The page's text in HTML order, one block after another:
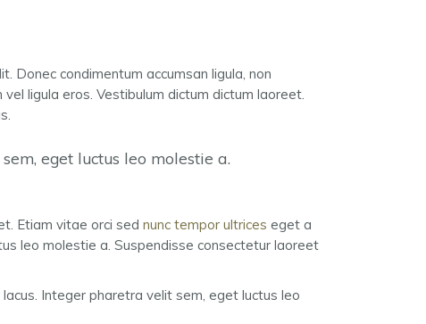
Donec condimentum accumsan ligula, non
ligula eros. Vestibulum dictum dictum laoreet.
eget luctus leo molestie a.
Etiam vitae orci sed nunc tempor ultrices eget a
leo molestie a. Suspendisse consectetur laoreet
Integer pharetra velit sem, eget luctus leo